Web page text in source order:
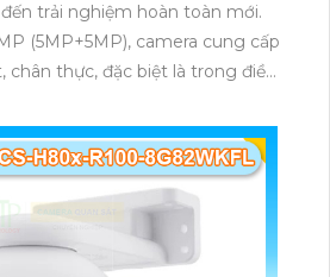
trải nghiệm hoàn toàn mới.
(5MP+5MP), camera cung cấp
chân thực, đặc biệt là trong điều